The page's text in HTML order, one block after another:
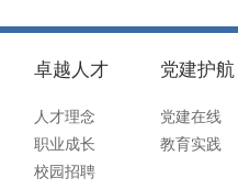
卓越人才
人才理念
职业成长
校园招聘
党建护航
党建在线
教育实践